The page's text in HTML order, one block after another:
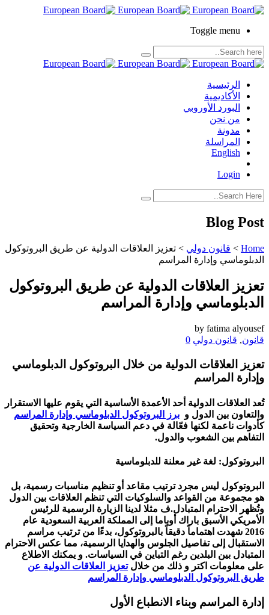
Toggle menu
الرئيسية
الأكاديمية
البورد الأوروبي
من نحن
مدونة
المراسلة
English
Login
Blog Post
Home
> قانون دولي > تعزيز العلاقات الدولية عن طريق البروتوكول
الدبلوماسي وإدارة المراسم
تعزيز العلاقات الدولية عن طريق البروتوكول
الدبلوماسي وإدارة المراسم
by fatima alyousef
قانون, قانون دولي 0
تعزيز العلاقات الدولية من خلال البروتوكول الدبلوماسي
وإدارة المراسم
تُعد العلاقات الدولية أحد الأعمدة الأساسية التي يقوم عليها الاستقرار
والتعاون بين الدول و برز البروتوكول الدبلوماسي وإدارة المراسم
كأدوات ناعمة لكنها فعّالة في دعم السياسة الخارجية وتحقيق
التفاهم بين الشعوب والدول.
البروتوكول: لغة غير معلنة للدبلوماسية
البروتوكول ليس مجرد ترتيب مقاعد أو تنظيم مناسبات رسمية، بل
هو مجموعة من القواعد والسلوكيات التي تنظم العلاقات بين الدول
وتُظهر الاحترام المتبادل.ف مثلا لدينا الزيارة الرسمية للرئيس
الأمريكي الأسبق باراك أوباما إلى المملكة العربية السعودية عام
2016 شهدت اهتماماً دقيقاً بالبروتوكول، بدءًا من ترتيب مراسم
الاستقبال إلى تفاصيل الجلوس والهدايا الرسمية، مما عكس الاحترام
المتبادل بين البلدين رغم التباين في السياسات. و يمكنك الاطلاع
على معلومات اكتر و ذلك من خلالتعزيز العلاقات الدولية عن
طريق البروتوكول الدبلوماسي وإدارة المراسم
إدارة المراسم وبناء الانطباع الأول